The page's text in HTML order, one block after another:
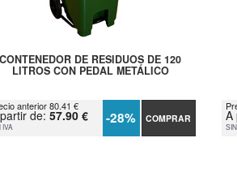
CONTENEDOR DE RESIDUOS DE 120
LITROS CON PEDAL METÁLICO
anterior 80.41 €
de: 57.90 €
IVA -28% COMPRAR A